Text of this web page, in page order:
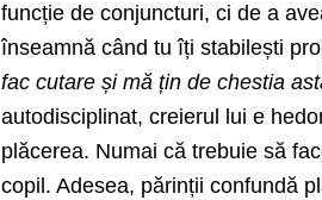
funcție de conjuncturi, ci de a
înseamnă când tu îți stabilești
fac cutare și mă țin de chestia
autodisciplinat, creierul lui e
plăcerea. Numai că trebuie să
copil. Adesea, părinții confundă